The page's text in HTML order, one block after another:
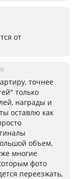
от
точнее
только
награды и
оставлю как
объем,
многие
фото
переезжать,